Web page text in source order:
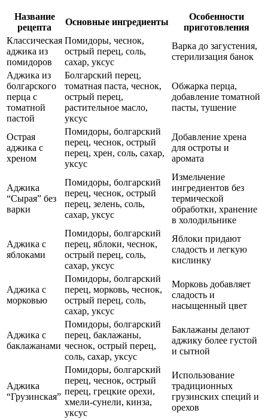
Название
рецепта
Основные ингредиенты
Особенности
приготовления
Классическая
аджика из
помидоров
Помидоры, чеснок,
острый перец, соль,
сахар, уксус
Варка до загустения,
стерилизация банок
Аджика из
болгарского
перца с
томатной
пастой
Болгарский перец,
томатная паста, чеснок,
острый перец,
растительное масло,
уксус
Обжарка перца,
добавление томатной
пасты, тушение
Острая
аджика с
хреном
Помидоры, болгарский
перец, чеснок, острый
перец, хрен, соль, сахар,
уксус
Добавление хрена
для остроты и
аромата
Аджика
“Сырая” без
варки
Помидоры, болгарский
перец, чеснок, острый
перец, зелень, соль,
сахар, уксус
Измельчение
ингредиентов без
термической
обработки, хранение
в холодильнике
Аджика с
яблоками
Помидоры, болгарский
перец, яблоки, чеснок,
острый перец, соль,
сахар, уксус
Яблоки придают
сладость и легкую
кислинку
Аджика с
морковью
Помидоры, болгарский
перец, морковь, чеснок,
острый перец, соль,
сахар, уксус
Морковь добавляет
сладость и
насыщенный цвет
Аджика с
баклажанами
Помидоры, болгарский
перец, баклажаны,
чеснок, острый перец,
соль, сахар, уксус
Баклажаны делают
аджику более густой
и сытной
Аджика
“Грузинская”
Помидоры, болгарский
перец, чеснок, острый
перец, грецкие орехи,
хмели-сунели, кинза,
уксус
Использование
традиционных
грузинских специй и
орехов